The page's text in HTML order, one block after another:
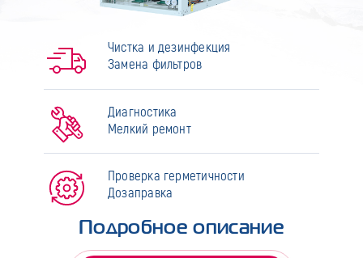
Чистка и дезинфекция
Замена фильтров
Диагностика
Мелкий ремонт
Проверка герметичности
Дозаправка
Подробное описание